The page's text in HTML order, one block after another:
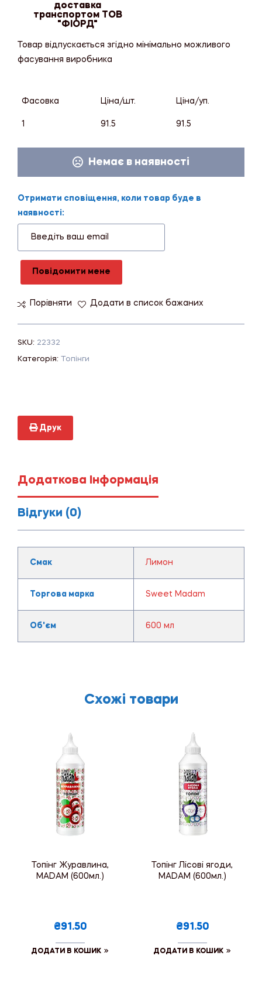
доставка
транспортом ТОВ
"ФІОРД"
Товар відпускається згідно мінімально можливого
фасування виробника
Фасовка Ціна/шт. Ціна/уп.
1 91.5 91.5
Немає в наявності
Отримати сповіщення, коли товар буде в
наявності:
Повідомити мене
Порівняти Додати в список бажаних
SKU: 22332
Категорія: Топінги
Друк
Додаткова Інформація
Відгуки (0)
Смак Лимон
Торгова марка Sweet Madam
Об'єм 600 мл
Схожі товари
Топінг Журавлина,
MADAM (600мл.)
₴91.50
ДОДАТИ В КОШИК
Топінг Лісові ягоди,
MADAM (600мл.)
₴91.50
ДОДАТИ В КОШИК